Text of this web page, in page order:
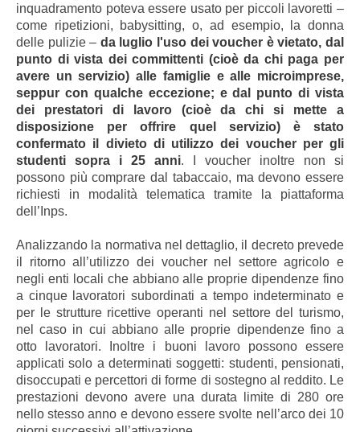
inquadramento poteva essere usato per piccoli lavoretti –
come ripetizioni, babysitting, o, ad esempio, la donna
delle pulizie – da luglio l'uso dei voucher è vietato, dal
punto di vista dei committenti (cioè da chi paga per
avere un servizio) alle famiglie e alle microimprese,
seppur con qualche eccezione; e dal punto di vista
dei prestatori di lavoro (cioè da chi si mette a
disposizione per offrire quel servizio) è stato
confermato il divieto di utilizzo dei voucher per gli
studenti sopra i 25 anni.
I voucher inoltre non si
possono più comprare dal tabaccaio, ma devono essere
richiesti in modalità telematica tramite la piattaforma
dell’Inps.
Analizzando la normativa nel dettaglio, il decreto prevede
il ritorno all’utilizzo dei voucher nel settore agricolo e
negli enti locali che abbiano alle proprie dipendenze fino
a cinque lavoratori subordinati a tempo indeterminato e
per le strutture ricettive operanti nel settore del turismo,
nel caso in cui abbiano alle proprie dipendenze fino a
otto lavoratori. Inoltre i buoni lavoro possono essere
applicati solo a determinati soggetti: studenti, pensionati,
disoccupati e percettori di forme di sostegno al reddito. Le
prestazioni devono avere una durata limite di 280 ore
nello stesso anno e devono essere svolte nell’arco dei 10